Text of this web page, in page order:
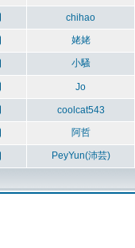
chihao
姥姥
小騷
Jo
coolcat543
阿哲
PeyYun(沛芸)